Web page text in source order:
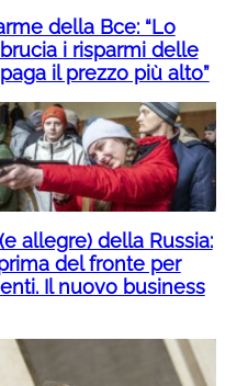
della Bce: “Lo
i risparmi delle
il prezzo più alto”
allegre) della Russia:
del fronte per
Il nuovo business